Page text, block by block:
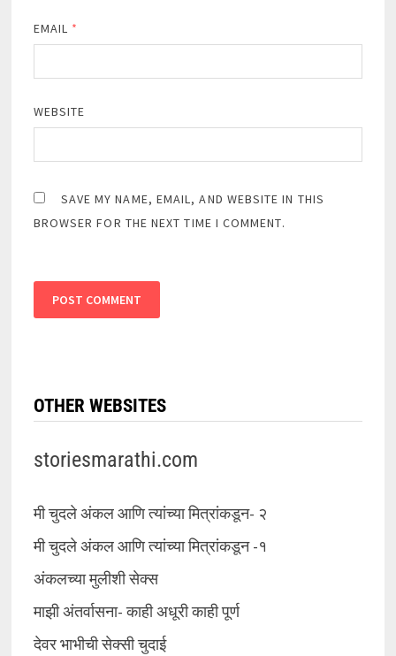
EMAIL *
WEBSITE
SAVE MY NAME, EMAIL, AND WEBSITE IN THIS
BROWSER FOR THE NEXT TIME I COMMENT.
OTHER WEBSITES
storiesmarathi.com
मी चुदले अंकल आणि त्यांच्या मित्रांकडून- २
मी चुदले अंकल आणि त्यांच्या मित्रांकडून -१
अंकलच्या मुलीशी सेक्स
माझी अंतर्वासना- काही अधूरी काही पूर्ण
देवर भाभीची सेक्सी चुदाई